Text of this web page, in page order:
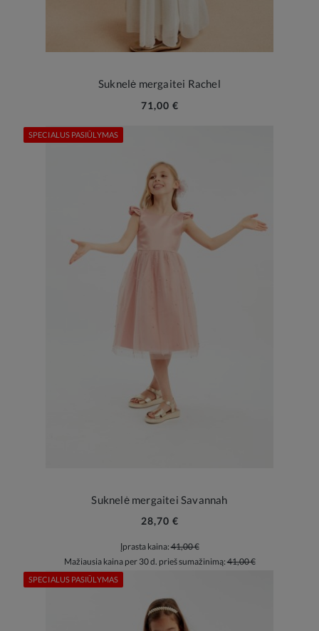
Suknelė mergaitei Rachel
71,00 €
Suknelė mergaitei Savannah
28,70 €
Įprasta kaina:41,00 €
Mažiausia kaina per 30 d. prieš sumažinimą:41,00 €
SPECIALUS PASIŪLYMAS
SPECIALUS PASIŪLYMAS